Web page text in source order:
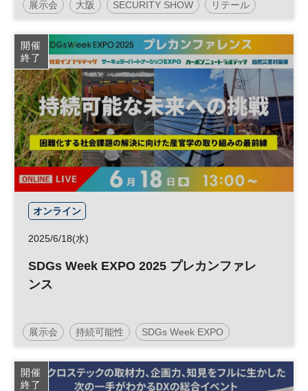
阪
展示会 大阪 SECURITY SHOW リテール
日経メッセ セキュリティ デザイン 働き方改革
投資 リテールテック フランチャイズ
JAPAN SHOP DX フランチャイズ・ショー
参加無料 企業経営
開催
終了
オンライン
2025/6/18(水)
SDGs Week EXPO 2025 プレカンファレ
ンス
展示会 持続可能性 SDGs Week EXPO
社会課題 SDGs エコプロ
参加無料
開催
終了